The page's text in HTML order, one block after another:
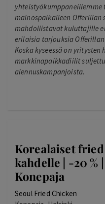
mainospaikalleen
mahdollistavat kuluttajille
erilaisia tarjouksia
Koska kyseessä on
markkinapaikkadiilit
alennuskampanjoista.
Korealaiset
kahdelle | -20 %
Konepaja
Seoul Fried Chicken